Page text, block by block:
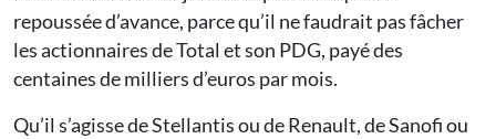
repoussée d’avance, parce qu’il ne faudrait pas fâcher
les actionnaires de Total et son PDG, payé des
centaines de milliers d’euros par mois.
Qu’il s’agisse de Stellantis ou de Renault, de Sanofi ou